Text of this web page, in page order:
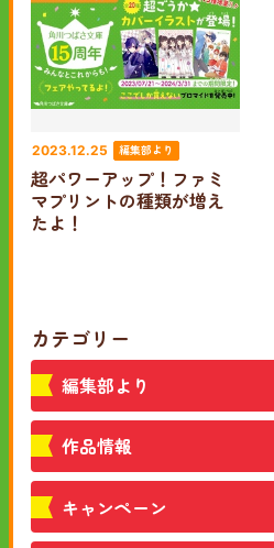
2023.12.25 編集部より
超パワーアップ！ファミ
マプリントの種類が増え
たよ！
カテゴリー
編集部より
作品情報
キャンペーン